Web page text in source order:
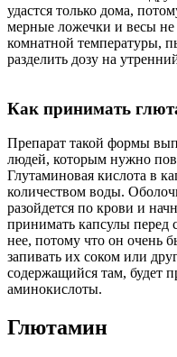
удастся только дома,
мерные ложечки и весы
комнатной температуры,
разделить дозу на
Как принимать
Препарат такой формы
людей, которым нужно
Глутаминовая кислота в
количеством воды.
разойдется по крови и
принимать капсулы перед
нее, потому что он очень
запивать их соком или
содержащийся там, будет
аминокислоты.
Глютамин